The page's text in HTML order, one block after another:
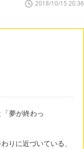
2018/10/15 20:36
夢が終わっ
に近づいている、